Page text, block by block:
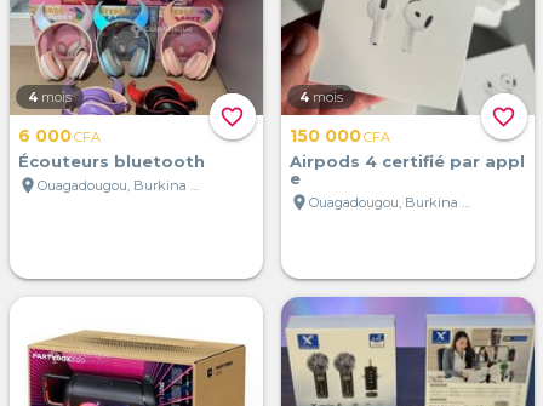
favorite_border
4 mois
6 000CFA
Écouteurs bluetooth
location_on
Ouagadougou, Burkina Faso
favorite_border
4 mois
150 000CFA
Airpods 4 certifié par appl
e
location_on
Ouagadougou, Burkina Faso